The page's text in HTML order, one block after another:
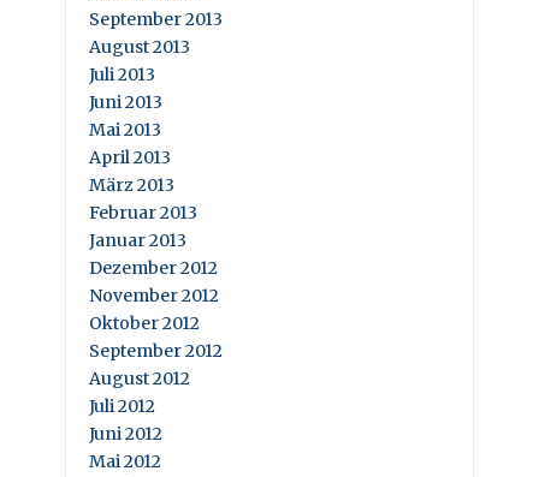
September 2013
August 2013
Juli 2013
Juni 2013
Mai 2013
April 2013
März 2013
Februar 2013
Januar 2013
Dezember 2012
November 2012
Oktober 2012
September 2012
August 2012
Juli 2012
Juni 2012
Mai 2012